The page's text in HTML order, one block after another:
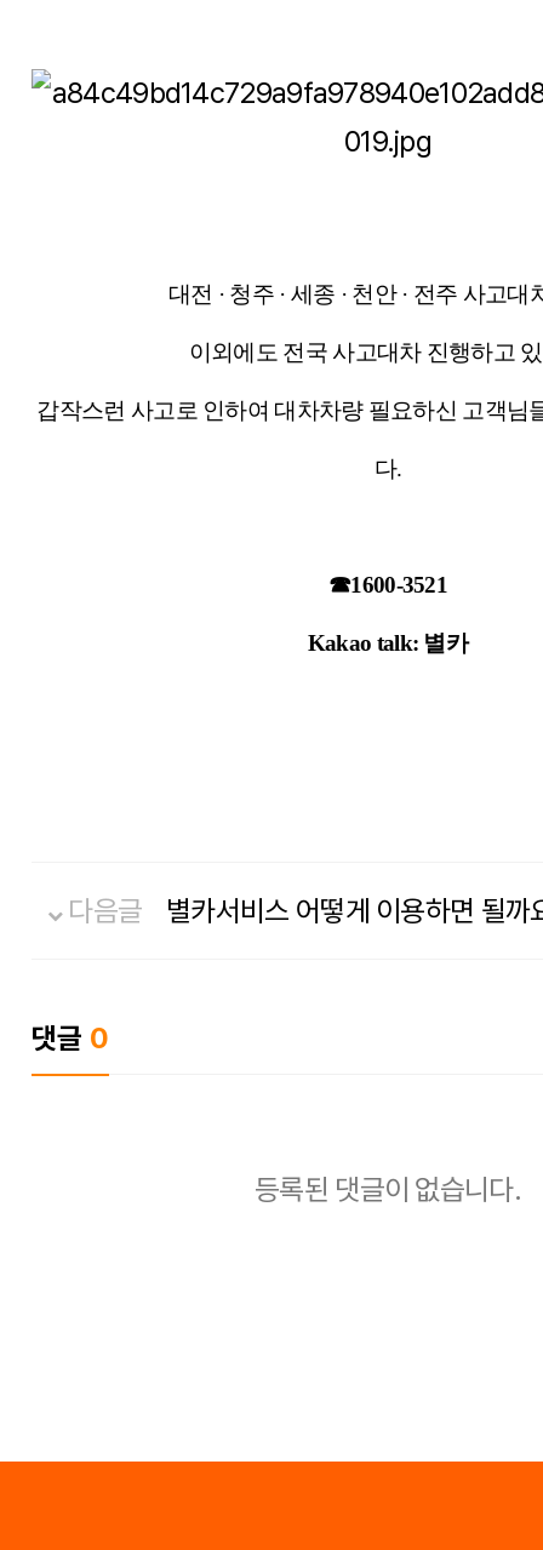
대전 · 청주 · 세종 · 천안 · 전주 사고대
이외에도 전국 사고대차 진행하고
갑작스런 사고로 인하여 대차차량 필요하신 고객님
다.
☎1600-3521
Kakao talk: 별카
다음글 별카서비스 어떻게 이용하면 될까
댓글 0
등록된 댓글이 없습니다.